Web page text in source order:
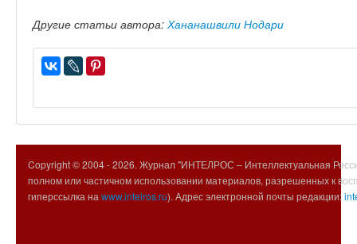
Другие статьи автора: Хананашвили Нодари
Copyright © 2004 -2026. Журнал "ИНТЕЛРОС – Интеллектуальная
полном или частичном использовании материалов, разрешенных к
гиперссылка на www.intelros.ru). Адрес электронной почты редакции: